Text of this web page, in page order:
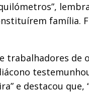
família.
trabalhadores de
e destacou que,